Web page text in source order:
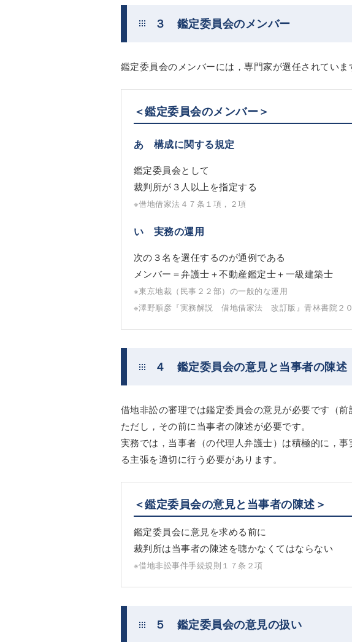
３ 鑑定委員会のメンバー
鑑定委員会のメンバーには，専門家が選任されていま
＜鑑定委員会のメンバー＞
あ 構成に関する規定
鑑定委員会として
裁判所が３人以上を指定する
※借地借家法４７条１項，２項
い 実務の運用
次の３名を選任するのが通例である
メンバー＝弁護士＋不動産鑑定士＋一級建築士
※東京地裁（民事２２部）の一般的な運用
※澤野順彦『実務解説 借地借家法 改訂版』青林書院２
４ 鑑定委員会の意見と当事者の陳述
借地非訟の審理では鑑定委員会の意見が必要です（前
ただし，その前に当事者の陳述が必要です。
実務では，当事者（の代理人弁護士）は積極的に，
る主張を適切に行う必要があります。
＜鑑定委員会の意見と当事者の陳述＞
鑑定委員会に意見を求める前に
裁判所は当事者の陳述を聴かなくてはならない
※借地非訟事件手続規則１７条２項
５ 鑑定委員会の意見の扱い